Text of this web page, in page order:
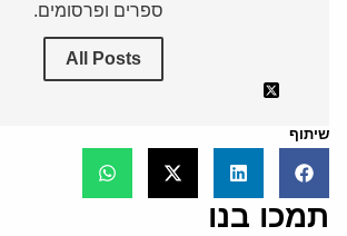
ספרים ופרסומים.
All Posts
שיתוף
תמכו בנו